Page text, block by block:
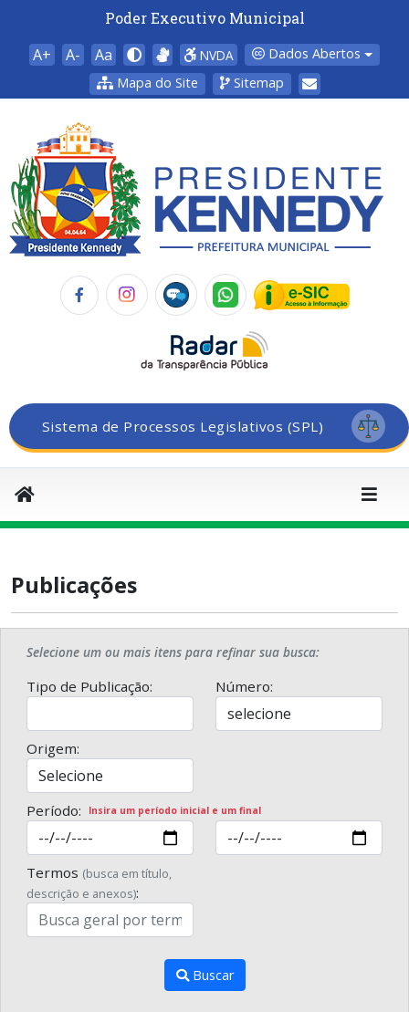
Poder Executivo Municipal
A+ A- Aa NVDA
Dados Abertos
Mapa do Site
Sitemap
Sistema de Processos Legislativos (SPL)
Publicações
Selecione um ou mais itens para refinar sua busca:
Tipo de Publicação: Número:
Origem:
Período: Insira um período inicial e um final
Termos (busca em título,
descrição e anexos):
Buscar